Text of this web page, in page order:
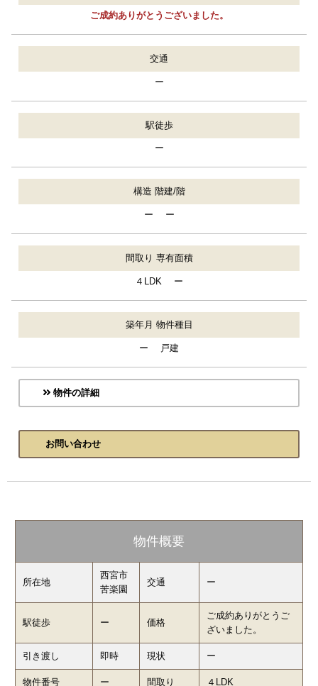
ご成約ありがとうございました。
交通
ー
駅徒歩
ー
構造 階建/階
ー ー
間取り 専有面積
４LDK ー
築年月 物件種目
ー 戸建
物件の詳細
お問い合わせ
物件概要
所在地
西宮市
苦楽園
交通 ー
駅徒歩 ー 価格
ご成約ありがとうご
ざいました。
引き渡し 即時 現状 ー
物件番号 ー 間取り ４LDK